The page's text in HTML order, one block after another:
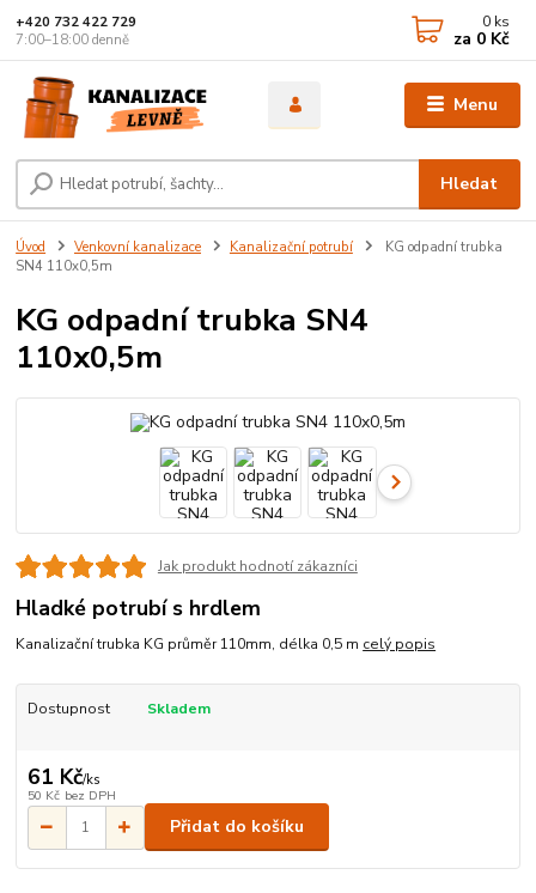
Menu
Hledat
+420 732 422 729
7:00–18:00 denně
0 ks
za 0 Kč
Úvod Venkovní kanalizace Kanalizační potrubí
KG odpadní trubka
SN4 110x0,5m
KG odpadní trubka SN4
110x0,5m
Jak produkt hodnotí zákazníci
Hladké potrubí s hrdlem
Kanalizační trubka KG průměr 110mm, délka 0,5 m celý popis
Dostupnost Skladem
61 Kč/ks
50 Kč bez DPH
Přidat do košíku